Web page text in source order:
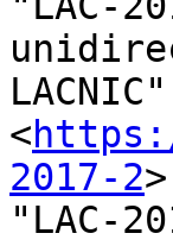
<
2017-2>
"LAC-